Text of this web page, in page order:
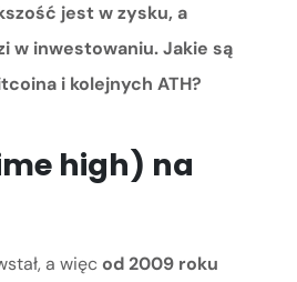
jest w zysku, a
w inwestowaniu. Jakie są
i kolejnych ATH?
high) na
a więc od 2009 roku